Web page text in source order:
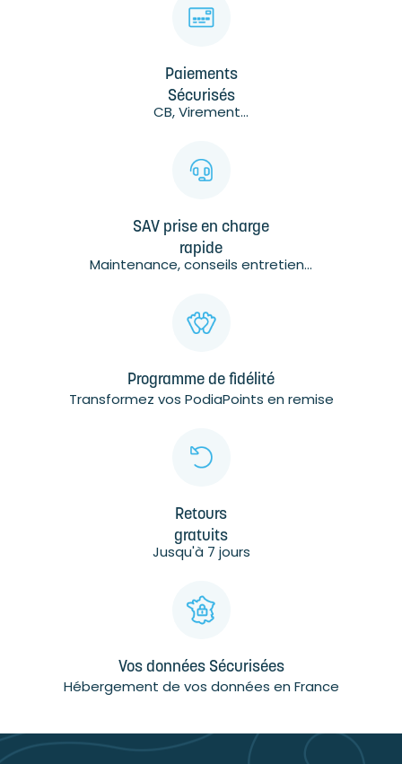
Paiements
Sécurisés
CB, Virement...
SAV prise en charge
rapide
Maintenance, conseils entretien...
Programme de fidélité
Transformez vos PodiaPoints en remise
Retours
gratuits
Jusqu'à 7 jours
Vos données Sécurisées
Hébergement de vos données en France